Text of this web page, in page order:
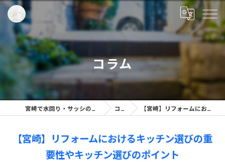
コラム
宮崎で水回り・サッシのリノベーション／相談なら「株式会社リノプラン」へ コラム一覧 【宮崎】リフォームにおけるキッチン選びの重要性やキッチン選びのポイント
【宮崎】リフォームにおけるキッチン選びの重
要性やキッチン選びのポイント